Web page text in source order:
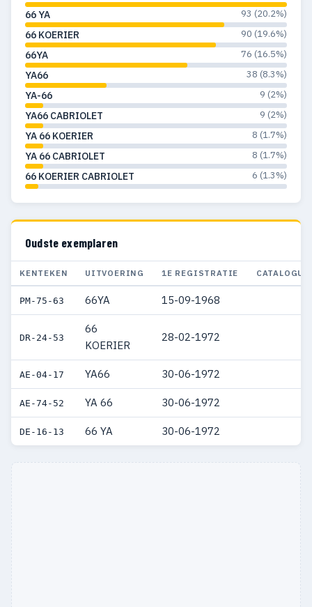
66 YA 93 (20.2%)
66 KOERIER 90 (19.6%)
66YA 76 (16.5%)
YA66 38 (8.3%)
YA-66 9 (2%)
YA66 CABRIOLET 9 (2%)
YA 66 KOERIER 8 (1.7%)
YA 66 CABRIOLET 8 (1.7%)
66 KOERIER CABRIOLET 6 (1.3%)
Oudste exemplaren
KENTEKEN UITVOERING 1E REGISTRATIE
PM-75-63 66YA 15-09-1968
DR-24-53
66
KOERIER
28-02-1972
AE-04-17 YA66 30-06-1972
AE-74-52 YA 66 30-06-1972
DE-16-13 66 YA 30-06-1972